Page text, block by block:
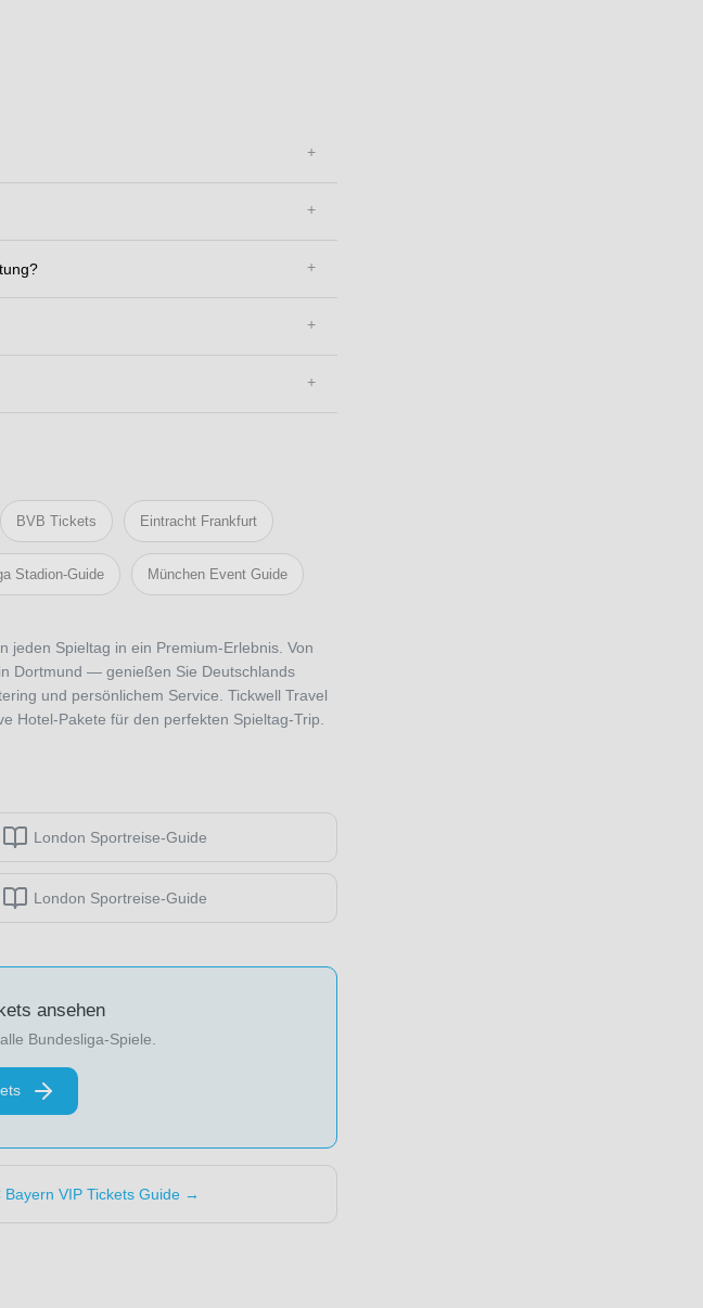
BVB Tickets Eintracht Frankfurt
Stadion-Guide München Event Guide
jeden Spieltag in ein Premium-Erlebnis. Von
Dortmund — genießen Sie Deutschlands
und persönlichem Service. Tickwell Travel
Hotel-Pakete für den perfekten Spieltag-Trip.
London Sportreise-Guide
London Sportreise-Guide
ansehen
Bundesliga-Spiele.
Bayern VIP Tickets Guide →